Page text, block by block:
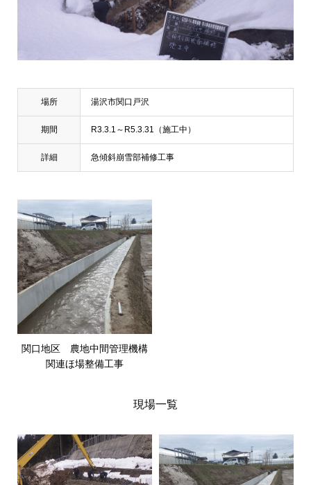
場所 湯沢市関口戸沢
期間 R3.3.1～R5.3.31（施工中）
詳細 急傾斜崩雪部補修工事
関口地区 農地中間管理機構
関連ほ場整備工事
現場一覧